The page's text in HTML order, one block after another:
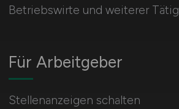
Betriebswirte und weiterer
Für Arbeitgeber
Stellenanzeigen schalten